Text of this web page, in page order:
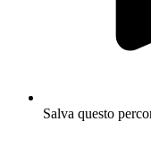
Salva questo